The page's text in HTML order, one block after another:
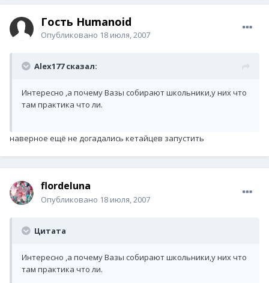
Гость Humanoid
Опубликовано 18 июля, 2007
Alex177 сказал:
Интересно ,а почему Вазы собирают школьники,у них что
там практика что ли.
наверное ещё не догадались кетайцев запустить
flordeluna
Опубликовано 18 июля, 2007
Цитата
Интересно ,а почему Вазы собирают школьники,у них что
там практика что ли.